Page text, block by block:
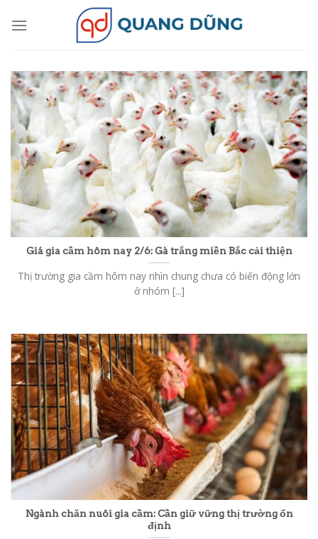
Giá gia cầm hôm nay 2/6: Gà trắng miền Bắc cải thiện
Thị trường gia cầm hôm nay nhìn chung chưa có biến động lớn
ở nhóm [...]
Ngành chăn nuôi gia cầm: Cần giữ vững thị trường ổn
định